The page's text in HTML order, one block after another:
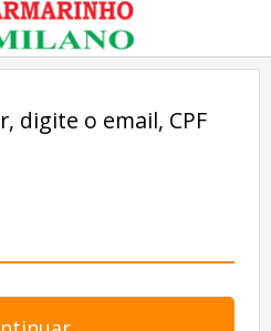
digite o email, CPF